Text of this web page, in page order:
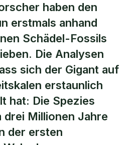
haben den
erstmals anhand
Schädel-Fossils
Die Analysen
sich der Gigant auf
erstaunlich
hat: Die Spezies
Millionen Jahre
der ersten